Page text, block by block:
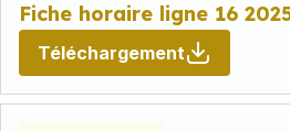
Fiche horaire ligne 16
Téléchargement